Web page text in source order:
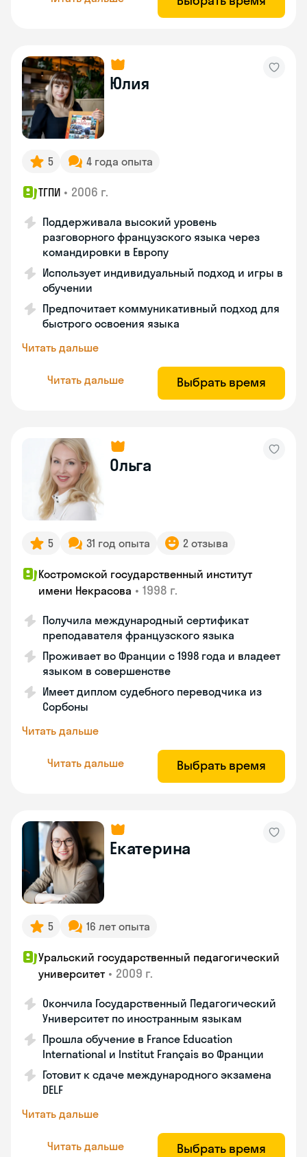
Юлия
5 4 года опыта
ТГПИ • 2006 г.
Поддерживала высокий уровень
разговорного французского языка через
командировки в Европу
Использует индивидуальный подход и игры в
обучении
Предпочитает коммуникативный подход для
быстрого освоения языка
Читать дальше
Читать дальше Выбрать время
Ольга
5 31 год опыта 2 отзыва
Костромской государственный институт
имени Некрасова • 1998 г.
Получила международный сертификат
преподавателя французского языка
Проживает во Франции с 1998 года и владеет
языком в совершенстве
Имеет диплом судебного переводчика из
Сорбоны
Читать дальше
Читать дальше Выбрать время
Екатерина
5 16 лет опыта
Уральский государственный педагогический
университет • 2009 г.
Окончила Государственный Педагогический
Университет по иностранным языкам
Прошла обучение в France Education
International и Institut Français во Франции
Готовит к сдаче международного экзамена
DELF
Читать дальше
Читать дальше Выбрать время